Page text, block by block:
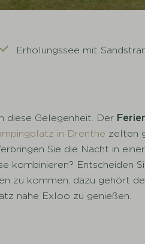
Erholungssee mit
diese Gelegenheit. Der
in Drenthe zelten
Sie die Nacht in
Entscheiden
zu kommen, dazu gehört
nahe Exloo zu genießen.